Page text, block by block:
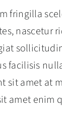
fringilla
nascetur
facilisis
sit amet at
amet